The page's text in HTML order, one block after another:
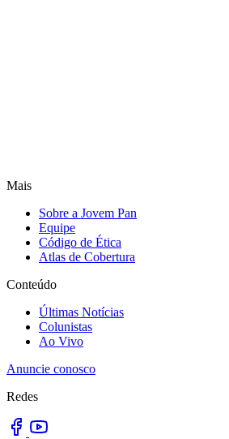
Mais
Sobre a Jovem Pan
Equipe
Código de Ética
Atlas de Cobertura
Conteúdo
Últimas Notícias
Colunistas
Ao Vivo
Anuncie conosco
Redes